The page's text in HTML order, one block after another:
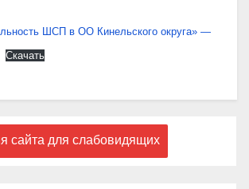
ШСП в ОО Кинельского округа» —
Скачать
сайта для слабовидящих